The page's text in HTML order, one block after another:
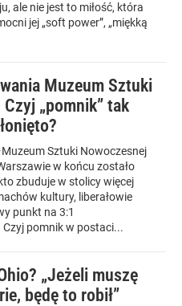
ale nie jest to miłość, która
jej „soft power”, „miękką
Muzeum Sztuki
„pomnik” tak
Muzeum Sztuki Nowoczesnej
w końcu zostało
zbuduje w stolicy więcej
kultury, liberałowie
punkt na 3:1
pomnik w postaci...
„Jeżeli muszę
będę to robił”